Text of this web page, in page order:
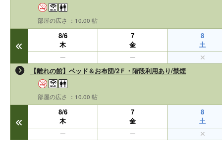
部屋の広さ ：10.00 帖
8/6
木
7
金
8
土
【離れの館】ベッド＆お布団/2Ｆ・階段利用あり/禁煙
部屋の広さ ：10.00 帖
8/6
木
7
金
8
土